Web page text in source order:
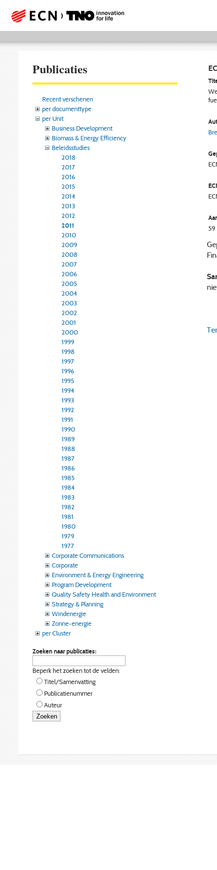
Publicaties
Recent verschenen
per documenttype
per Unit
Business Development
Biomass & Energy Efficiency
Beleidsstudies
2018
2017
2016
2015
2014
2013
2012
2011
2010
2009
2008
2007
2006
2005
2004
2003
2002
2001
2000
1999
1998
1997
1996
1995
1994
1993
1992
1991
1990
1989
1988
1987
1986
1985
1984
1983
1982
1981
1980
1979
1977
Corporate Communications
Corporate
Environment & Energy Engineering
Program Development
Quality Safety Health and Environment
Strategy & Planning
Windenergie
Zonne-energie
per Cluster
Zoeken naar publicaties:
Beperk het zoeken tot de velden:
Titel/Samenvatting
Publicatienummer
Auteur
59